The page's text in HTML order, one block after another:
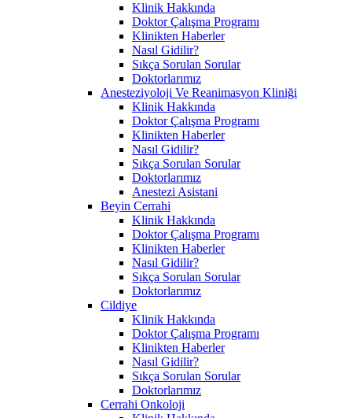
Klinik Hakkında
Doktor Çalışma Programı
Klinikten Haberler
Nasıl Gidilir?
Sıkça Sorulan Sorular
Doktorlarımız
Anesteziyoloji Ve Reanimasyon Kliniği
Klinik Hakkında
Doktor Çalışma Programı
Klinikten Haberler
Nasıl Gidilir?
Sıkça Sorulan Sorular
Doktorlarımız
Anestezi Asistani
Beyin Cerrahi
Klinik Hakkında
Doktor Çalışma Programı
Klinikten Haberler
Nasıl Gidilir?
Sıkça Sorulan Sorular
Doktorlarımız
Cildiye
Klinik Hakkında
Doktor Çalışma Programı
Klinikten Haberler
Nasıl Gidilir?
Sıkça Sorulan Sorular
Doktorlarımız
Cerrahi Onkoloji